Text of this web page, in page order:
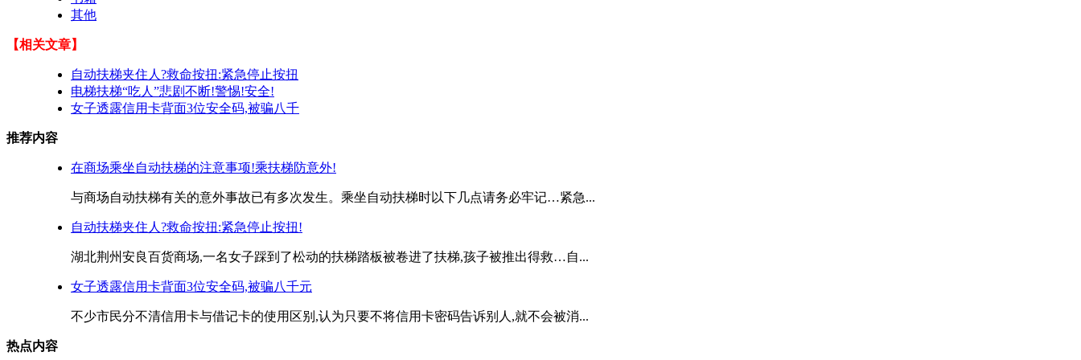
其他
【相关文章】
自动扶梯夹住人?救命按扭:紧急停止按扭
电梯扶梯“吃人”悲剧不断!警惕!安全!
女子透露信用卡背面3位安全码,被骗八千
推荐内容
在商场乘坐自动扶梯的注意事项!乘扶梯防意外!
与商场自动扶梯有关的意外事故已有多次发生。乘坐自动扶梯时以下几点请务必牢记…紧急...
自动扶梯夹住人?救命按扭:紧急停止按扭!
湖北荆州安良百货商场,一名女子踩到了松动的扶梯踏板被卷进了扶梯,孩子被推出得救…自...
女子透露信用卡背面3位安全码,被骗八千元
不少市民分不清信用卡与借记卡的使用区别,认为只要不将信用卡密码告诉别人,就不会被消...
热点内容